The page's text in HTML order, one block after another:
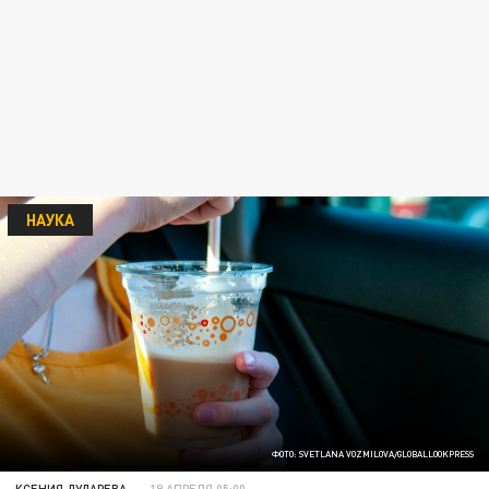
ФОТО: SVETLANA VOZMILOVA/GLOBALLOOKPRESS
НАУКА